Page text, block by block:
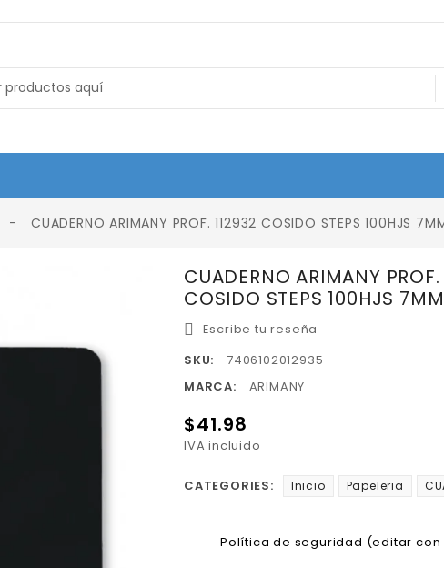
CUADERNO ARIMANY PROF. 112932 COSIDO STEPS 100HJS
CUADERNO ARIMANY PROF.
COSIDO STEPS 100HJS
Escribe tu reseña
SKU:
7406102012935
MARCA:
ARIMANY
$41.98
IVA incluido
CATEGORIES: Inicio Papeleria
Política de seguridad (editar